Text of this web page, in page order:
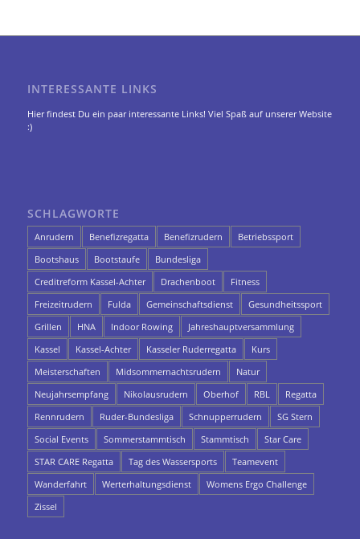
INTERESSANTE LINKS
Hier findest Du ein paar interessante Links! Viel Spaß auf unserer Website
:)
SCHLAGWORTE
Anrudern Benefizregatta Benefizrudern
Betriebssport
Bootshaus
Bootstaufe
Bundesliga
Creditreform Kassel-Achter
Drachenboot
Fitness
Freizeitrudern
Fulda Gemeinschaftsdienst
Gesundheitssport
Grillen
HNA Indoor Rowing
Jahreshauptversammlung
Kassel
Kassel-Achter Kasseler Ruderregatta
Kurs
Meisterschaften
Midsommernachtsrudern
Natur
Neujahrsempfang
Nikolausrudern Oberhof RBL
Regatta
Rennrudern
Ruder-Bundesliga Schnupperrudern
SG Stern
Social Events
Sommerstammtisch Stammtisch
Star Care
STAR CARE Regatta
Tag des Wassersports
Teamevent
Wanderfahrt
Werterhaltungsdienst
Womens Ergo Challenge
Zissel